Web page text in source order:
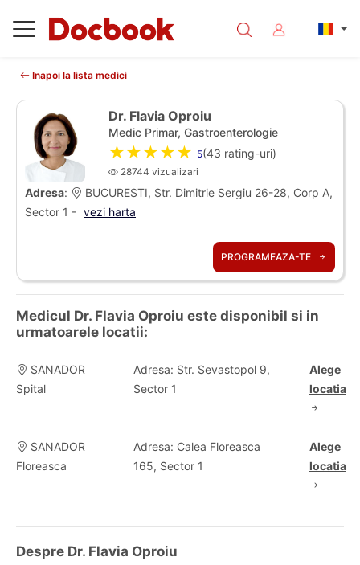
Inapoi la lista medici
Dr. Flavia Oproiu
Medic Primar, Gastroenterologie
★★★★★ 5(43 rating-uri)
28744 vizualizari
Adresa:
BUCURESTI, Str. Dimitrie Sergiu 26-28, Corp A,
Sector 1 - vezi harta
PROGRAMEAZA-TE
Medicul Dr. Flavia Oproiu este disponibil si in
urmatoarele locatii:
SANADOR
Spital
Adresa: Str. Sevastopol 9,
Sector 1
Alege
locatia
SANADOR
Floreasca
Adresa: Calea Floreasca
165, Sector 1
Alege
locatia
Despre Dr. Flavia Oproiu